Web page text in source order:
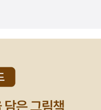
의 인생을 부러워하지도 않아
행복하기 위해 사는 사람들
을 기쁘게 살아가는 사람들을
날 수 있는 '언제 우리 식사 한